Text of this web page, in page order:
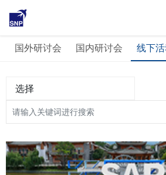
市场活
国外研讨会 国内研讨会 线下
选择